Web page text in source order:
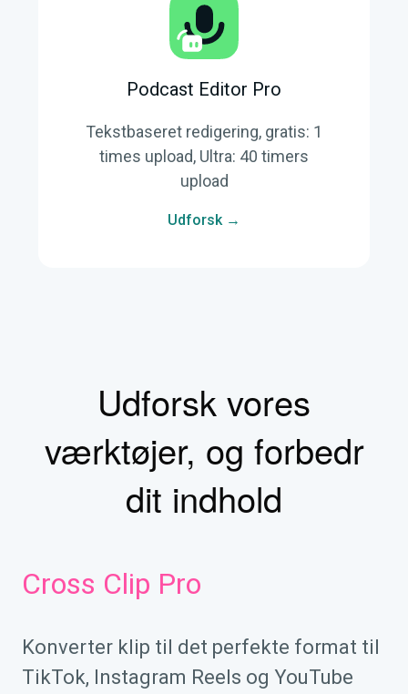
Podcast Editor Pro
Tekstbaseret redigering, gratis: 1
times upload, Ultra: 40 timers
upload
Udforsk →
Udforsk vores
værktøjer, og forbedr
dit indhold
Cross Clip Pro
Konverter klip til det perfekte format til
TikTok, Instagram Reels og YouTube